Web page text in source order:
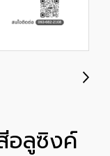
อลูซิงค์